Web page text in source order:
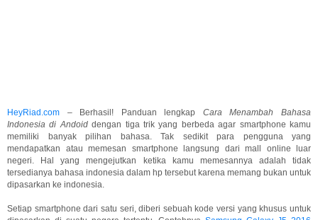
HeyRiad.com – Berhasil! Panduan lengkap Cara Menambah Bahasa
Indonesia di Andoiddengan tiga trik yang berbeda agar smartphone kamu
memiliki banyak pilihan bahasa. Tak sedikit para pengguna yang
mendapatkan atau memesan smartphone langsung dari mall online luar
negeri. Hal yang mengejutkan ketika kamu memesannya adalah tidak
tersedianya bahasa indonesia dalam hp tersebut karena memang bukan untuk
dipasarkan ke indonesia.
Setiap smartphone dari satu seri, diberi sebuah kode versi yang khusus untuk